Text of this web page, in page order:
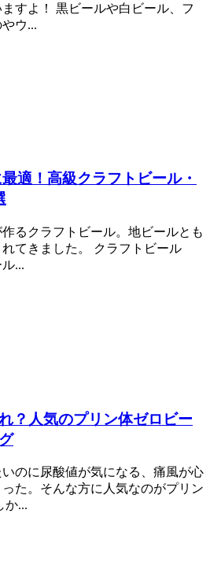
すよ！ 黒ビールや白ビール、フ
ウ...
適！高級クラフトビール・
るクラフトビール。地ビールとも
てきました。 クラフトビール
...
？人気のプリン体ゼロビー
のに尿酸値が気になる、痛風が心
た。そんな方に人気なのがプリン
か...